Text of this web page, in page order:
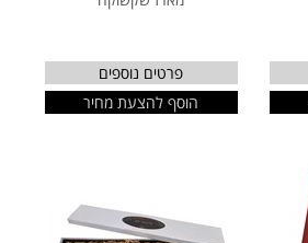
פרטים נוספים
הוסף להצעת מחיר